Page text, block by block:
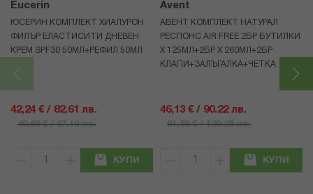
Eucerin
ЮСЕРИН КОМПЛЕКТ ХИАЛУРОН
ФИЛЪР ЕЛАСТИСИТИ ДНЕВЕН
КРЕМ SPF30 50МЛ+РЕФИЛ 50МЛ
42,24 € / 82.61 лв.
49,69 € / 97.19 лв.
КУПИ
Avent
АВЕНТ КОМПЛЕКТ НАТУРАЛ
РЕСПОНС AIR FREE 2БР БУТИЛКИ
Х 125МЛ+2БР Х 260МЛ+2БР
КЛАПИ+ЗАЛЪГАЛКА+ЧЕТКА
46,13 € / 90.22 лв.
61,50 € / 120.28 лв.
КУПИ